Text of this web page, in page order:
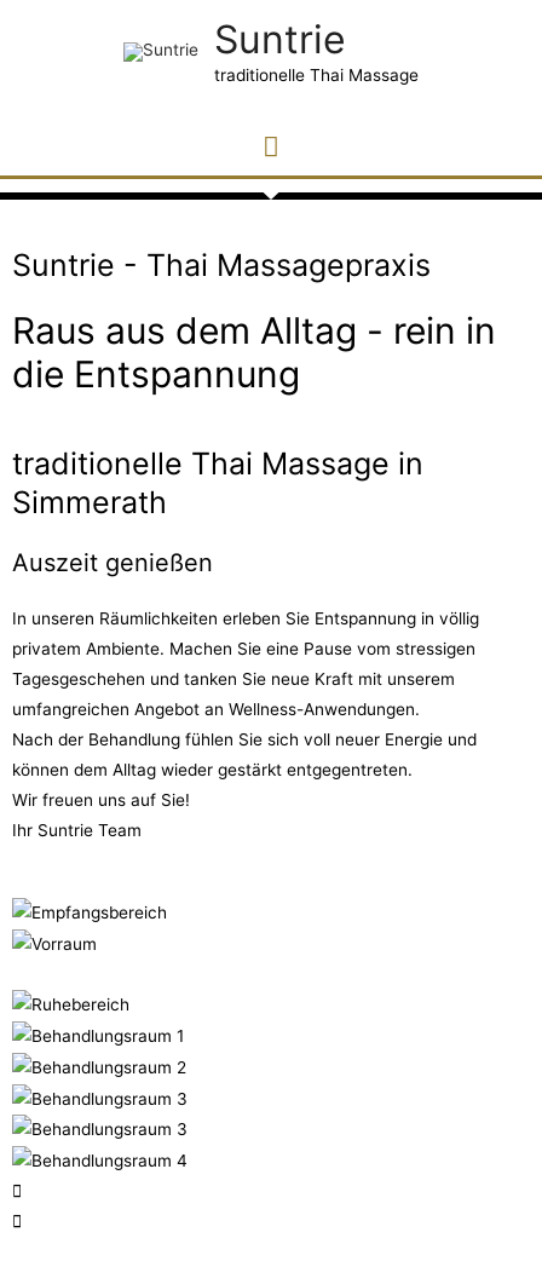
Suntrie
traditionelle Thai Massage
Suntrie - Thai Massagepraxis
Raus aus dem Alltag - rein in
die Entspannung
traditionelle Thai Massage in
Simmerath
Auszeit genießen
In unseren Räumlichkeiten erleben Sie Entspannung in völlig
privatem Ambiente. Machen Sie eine Pause vom stressigen
Tagesgeschehen und tanken Sie neue Kraft mit unserem
umfangreichen Angebot an Wellness-Anwendungen.
Nach der Behandlung fühlen Sie sich voll neuer Energie und
können dem Alltag wieder gestärkt entgegentreten.
Wir freuen uns auf Sie!
Ihr Suntrie Team